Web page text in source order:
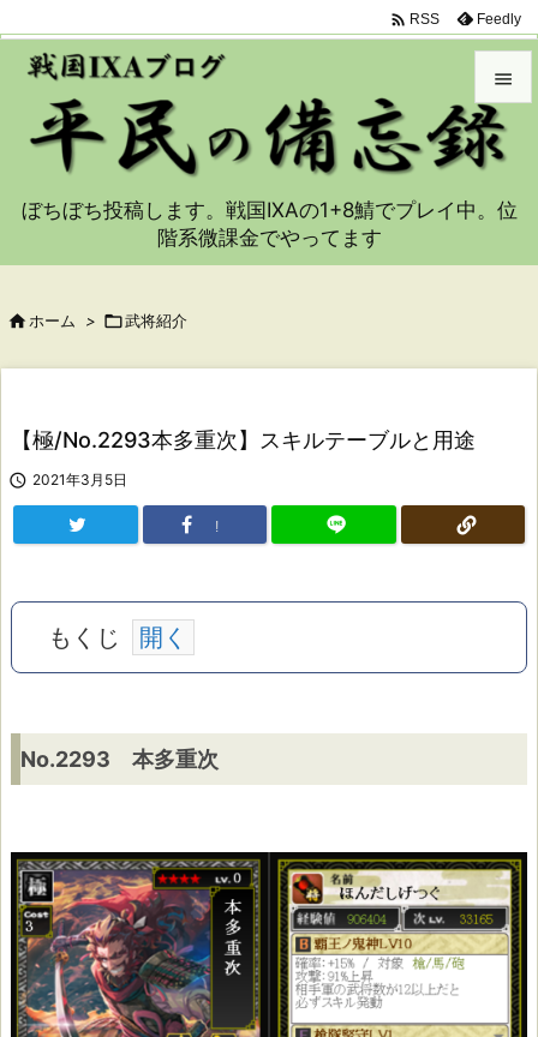


メニュ
サイド
 RSS Feedly
ぼちぼち投稿します。戦国IXAの1+8鯖でプレイ中。位
階系微課金でやってます
 ホーム > 武将紹介
【極/No.2293本多重次】スキルテーブルと用途
 2021年3月5日
!
もくじ
N
o.
2
9
3
No.2293 本多重次